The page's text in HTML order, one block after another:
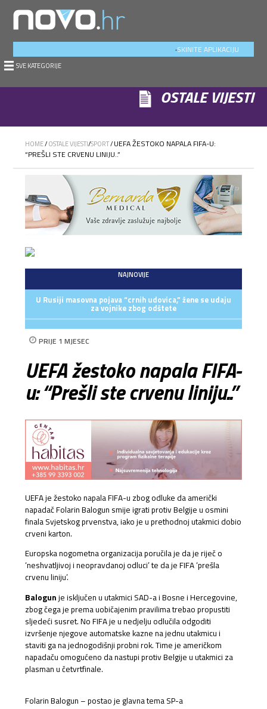
SKINITE APLIKACIJU
.
SVE KATEGORIJE
OSTALE VIJESTI
HOME/OSTALE VIJESTI/SPORT/UEFA ŽESTOKO NAPALA FIFA-U:
“PREŠLI STE CRVENU LINIJU..”
NAJNOVIJE
U Rusiji masovna pojava “crnih udovica,” žene se udaju
za vojnike zbog odštete
PRIJE 1 MJESEC
UEFA žestoko napala FIFA-
u: “Prešli ste crvenu liniju..”
UEFA je žestoko napala FIFA-u zbog odluke da američki
napadač Folarin Balogun smije igrati protiv Belgije u osmini
finala Svjetskog prvenstva, iako je u prethodnoj utakmici dobio
crveni karton.
Europska nogometna organizacija poručila je da je riječ o
‘neshvatljivoj i neopravdanoj odluci’ te da je FIFA ‘prešla
crvenu liniju’.
Balogunje isključen u utakmici SAD-a i Bosne i Hercegovine,
zbog čega je prema uobičajenim pravilima trebao propustiti
sljedeći susret. No FIFA je u nedjelju odlučila odgoditi
izvršenje njegove automatske kazne na jednu utakmicu i
staviti ga na jednogodišnji probni rok. Time je američkom
napadaču omogućeno da nastupi protiv Belgije u utakmici za
plasman u četvrtfinale.
Folarin Balogun – postao je glavna tema SP-a